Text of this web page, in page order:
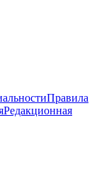
Правила
Редакционная